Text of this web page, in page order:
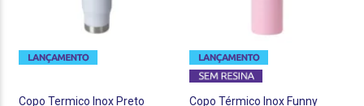
Copo Termico Inox Preto
Copo Térmico Inox Funny